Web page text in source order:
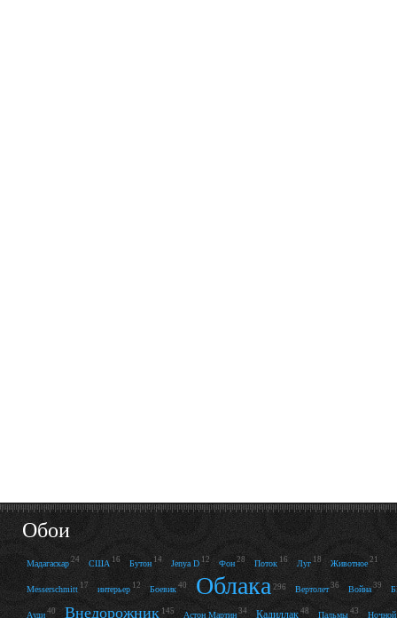
Обои
Мадагаскар 24 США 16 Бутон 14 Jenya D 12 Фон 28 Поток 16 Луг 18 Животное 21
Messerschmitt 17 интерьер 12 Боевик 40 Облака 296 Вертолет 36 Война 39
Ауди 40 Внедорожник 145 Астон Мартин 34 Кадиллак 48 Пальмы 43 Ночной